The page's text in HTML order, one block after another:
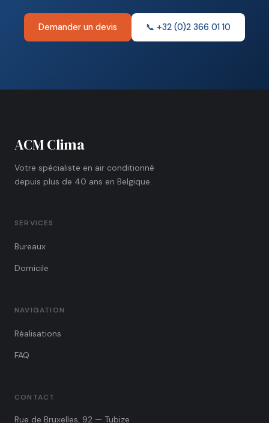
Demander un devis 📞 +32 (0)2 366 01 10
ACM Clima
Votre spécialiste en air conditionné
depuis plus de 40 ans en Belgique.
SERVICES
Bureaux
Domicile
NAVIGATION
Réalisations
FAQ
CONTACT
Rue de Bruxelles, 92 — Tubize